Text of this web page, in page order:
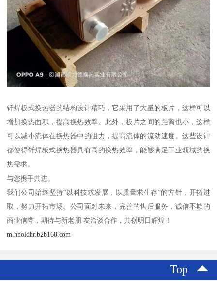
钎焊板式换热器的结构设计精巧，它采用了大量的板片，这样可以
增加换热面积，提高换热效率。此外，板片之间的距离也小，这样
可以减小流体在换热器中的阻力，提高流体的流动速度。这些设计
都使得钎焊板式换热器具有高的换热效率，能够满足工业领域的换
热需求。
与您携手共进。
我们公司始终坚持“以科技求发展，以质量求生存”的方针，开拓进
取，努力开拓市场。公司面对未来，完善的售后服务，诚信不欺的
商业信誉，期待与新老朋 友洽谈合作，共创明日辉煌！
m.hnoldhr.b2b168.com
Top